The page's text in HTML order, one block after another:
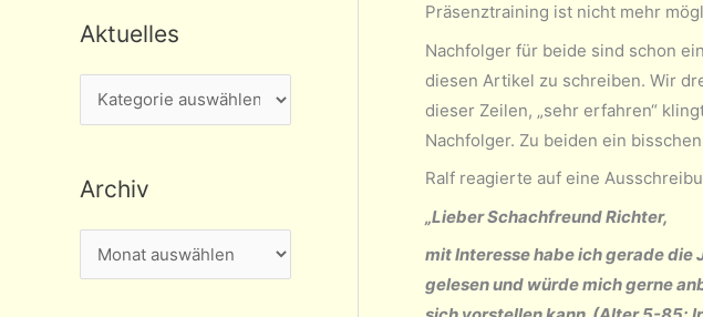
Aktuelles
k
u
Archiv
r
Präsenztraining ist nicht mehr
Nachfolger für beide sind schon
diesen Artikel zu schreiben. Wir
dieser Zeilen, „sehr erfahren“
Nachfolger. Zu beiden ein
Ralf reagierte auf eine
„Lieber Schachfreund Richter,
mit Interesse habe ich gerade die
gelesen und würde mich gerne